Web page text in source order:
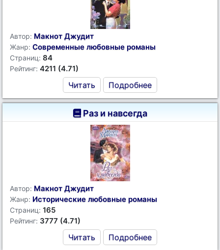
Автор: Макнот Джудит
Жанр: Современные любовные романы
Страниц: 84
Рейтинг: 4211 (4.71)
Читать Подробнее
Раз и навсегда
Автор: Макнот Джудит
Жанр: Исторические любовные романы
Страниц: 165
Рейтинг: 3777 (4.71)
Читать Подробнее